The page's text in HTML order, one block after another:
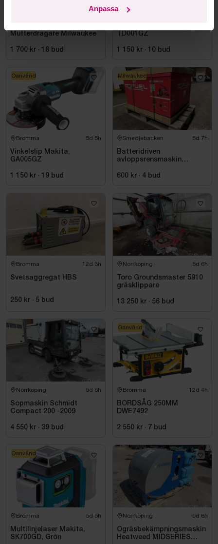
Anpassa
12d 4h
Mutterdragare Milwaukee
1 700 kr · 18 bud
Bromma
TD001GZ
1 150 kr · 10 bud
Bromma 5d 5h
Vinkelslip Makita,
GA005GZ
1 150 kr · 19 bud
Oanvänd
Smedjebacken 5d 7h
Batteridriven
avloppsrensmaskin
FSSM-121 | Oanvänd
600 kr · 4 bud
Milwaukee
Bromma 12d 3h
Svetsaggregat HBS
250 kr · 5 bud
Norrköping 5d 6h
Toro Groundsmaster 5910
gräsklippare
13 250 kr · 56 bud
Norrköping 5d 6h
Sopmaskin Schmidt
Compact 200 -2009
4 550 kr · 39 bud
Bromma 12d 4h
BORDSÅG 250MM
DWE7492
2 550 kr · 7 bud
Oanvänd
Bromma 5d 5h
Multilinjelaser Makita,
SK700GD, Grön
Oanvänd
Norrköping 5d 6h
Ogräsbekämpningsmaskin
Heatweed MIDSERIES